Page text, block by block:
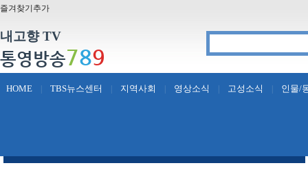
즐겨찾기추가
내고향 TV
통영방송789
HOME TBS뉴스센터 지역사회 영상소식 고성소식 인물/